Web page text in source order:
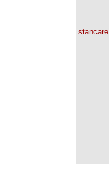
stancare